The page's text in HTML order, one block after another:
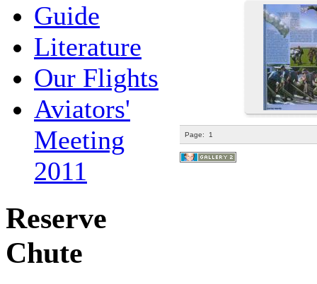
Guide
Literature
Our Flights
Aviators'
Meeting
2011
Reserve
Chute
Page: 1